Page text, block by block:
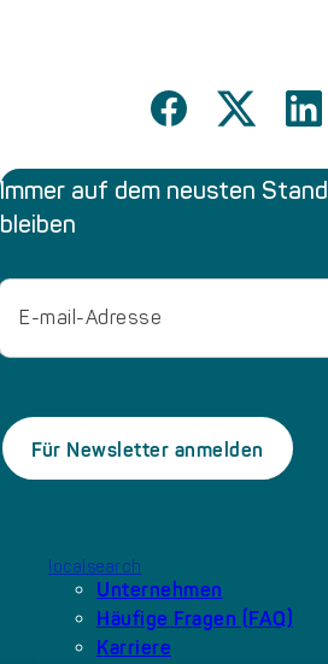
Immer auf dem neusten Stand
bleiben
Email
localsearch
Unternehmen
Häufige Fragen (FAQ)
Karriere